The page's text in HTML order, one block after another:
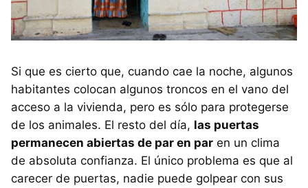
Si que es cierto que, cuando cae la noche, algunos
habitantes colocan algunos troncos en el vano del
acceso a la vivienda, pero es sólo para protegerse
de los animales. El resto del día, las puertas
permanecen abiertas de par en par en un clima
de absoluta confianza. El único problema es que al
carecer de puertas, nadie puede golpear con sus